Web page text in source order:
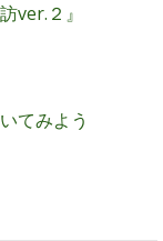
ver.２』
てみよう